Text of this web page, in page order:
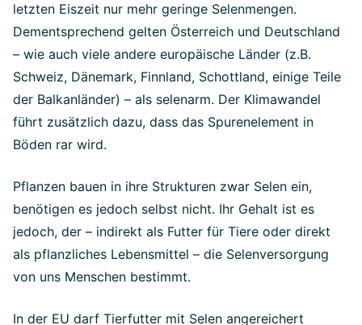
letzten Eiszeit nur mehr geringe Selenmengen.
Dementsprechend gelten Österreich und Deutschland
– wie auch viele andere europäische Länder (z.B.
Schweiz, Dänemark, Finnland, Schottland, einige Teile
der Balkanländer) – als selenarm. Der Klimawandel
führt zusätzlich dazu, dass das Spurenelement in
Böden rar wird.
Pflanzen bauen in ihre Strukturen zwar Selen ein,
benötigen es jedoch selbst nicht. Ihr Gehalt ist es
jedoch, der – indirekt als Futter für Tiere oder direkt
als pflanzliches Lebensmittel – die Selenversorgung
von uns Menschen bestimmt.
In der EU darf Tierfutter mit Selen angereichert